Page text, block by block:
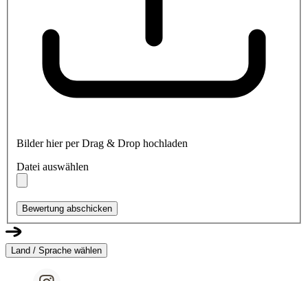
Bilder hier per Drag & Drop hochladen
Datei auswählen
Bewertung abschicken
Land / Sprache wählen